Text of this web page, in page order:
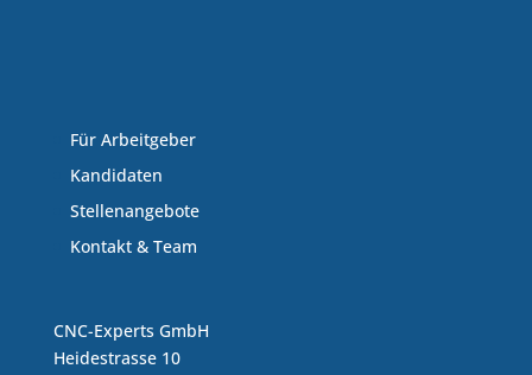
Für Arbeitgeber
Kandidaten
Stellenangebote
Kontakt & Team
CNC-Experts GmbH
Heidestrasse 10